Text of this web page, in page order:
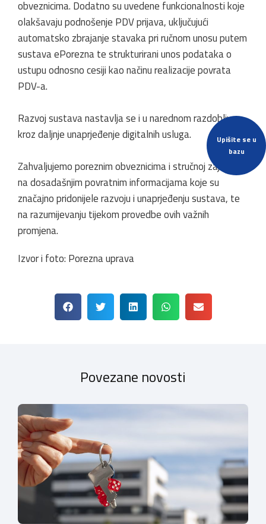
Upišite se u
bazu
obveznicima. Dodatno su uvedene funkcionalnosti koje
olakšavaju podnošenje PDV prijava, uključujući
automatsko zbrajanje stavaka pri ručnom unosu putem
sustava ePorezna te strukturirani unos podataka o
ustupu odnosno cesiji kao načinu realizacije povrata
PDV-a.
Razvoj sustava nastavlja se i u narednom razdoblju
kroz daljnje unaprjeđenje digitalnih usluga.
Zahvaljujemo poreznim obveznicima i stručnoj zajednici
na dosadašnjim povratnim informacijama koje su
značajno pridonijele razvoju i unaprjeđenju sustava, te
na razumijevanju tijekom provedbe ovih važnih
promjena.
Izvor i foto: Porezna uprava
Povezane novosti